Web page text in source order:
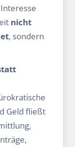
nicht
, sondern
Geld fließt